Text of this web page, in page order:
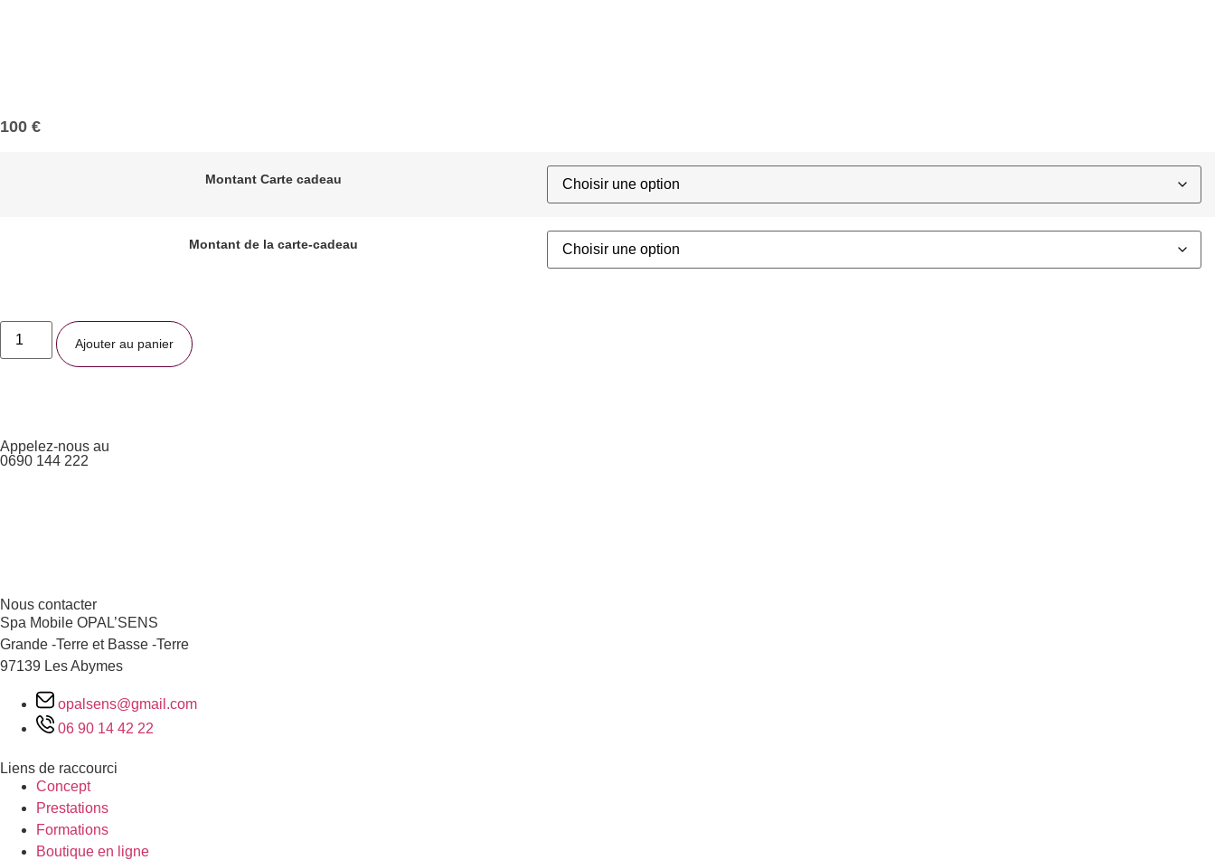
100 €
Montant Carte cadeau
Montant de la carte-cadeau
Ajouter au panier
Appelez-nous au
0690 144 222
Nous contacter
Spa Mobile OPAL’SENS
Grande -Terre et Basse -Terre
97139 Les Abymes
opalsens@gmail.com
06 90 14 42 22
Liens de raccourci
Concept
Prestations
Formations
Boutique en ligne